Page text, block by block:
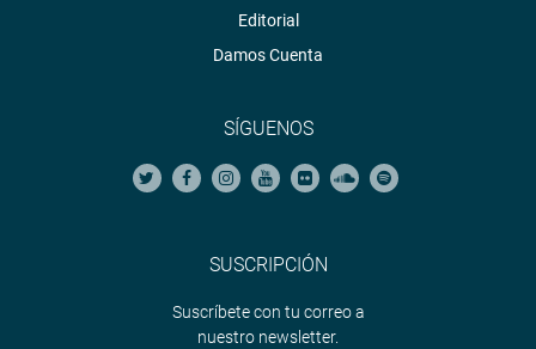
Editorial
Damos Cuenta
SÍGUENOS
SUSCRIPCIÓN
Suscríbete con tu correo a
nuestro newsletter.